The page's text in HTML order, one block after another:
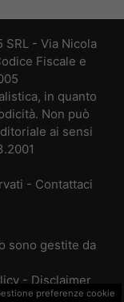
- Via Nicola
Fiscale e
in quanto
Non può
ai sensi
- Contattaci
sono gestite da
- Disclaimer
preferenze cookie